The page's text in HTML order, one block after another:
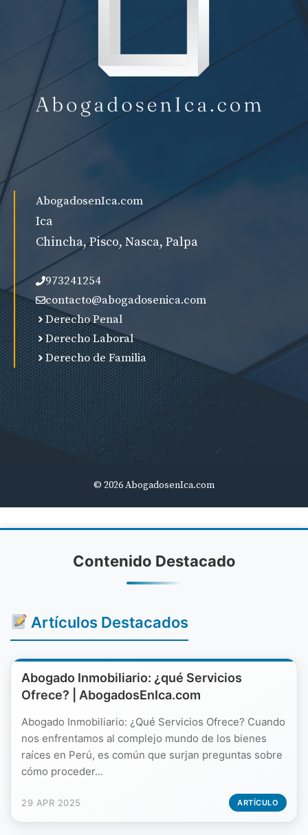
AbogadosenIca.com
Ica
Chincha, Pisco, Nasca, Palpa
973241254
contacto@abogadosenica.com
Derecho Penal
Derecho Laboral
Derecho de Familia
© 2026 AbogadosenIca.com
Contenido Destacado
Artículos Destacados
Abogado Inmobiliario: ¿qué Servicios
Ofrece? | AbogadosEnIca.com
Abogado Inmobiliario: ¿Qué Servicios Ofrece? Cuando
nos enfrentamos al complejo mundo de los bienes
raíces en Perú, es común que surjan preguntas sobre
cómo proceder...
29 APR 2025 ARTÍCULO